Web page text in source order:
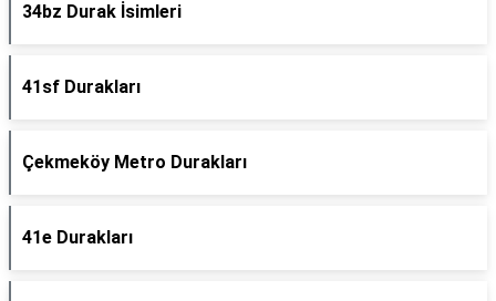
34bz Durak İsimleri
41sf Durakları
Çekmeköy Metro Durakları
41e Durakları